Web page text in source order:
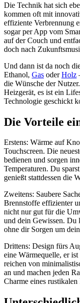
Die Technik hat sich
kommen oft mit
effiziente Verbrennung
sogar per App vom
auf der Couch und
doch nach
Und dann ist da noch
Ethanol, Gas oderHolz
die Wünsche der
Heizgerät, es ist ein
Technologie geschickt
Die Vorteile
Erstens: Wärme auf
Touchscreen. Die
bedienen und sorgen
Temperaturen. Du
genießt stattdessen die
Zweitens: Saubere
Brennstoffe effizienter
nicht nur gut für die
und dein Gewissen. Du
ohne dir Sorgen um
Drittens: Design fürs
eine Wärmequelle, er
reichen von
an und machen jeden
Charme eines